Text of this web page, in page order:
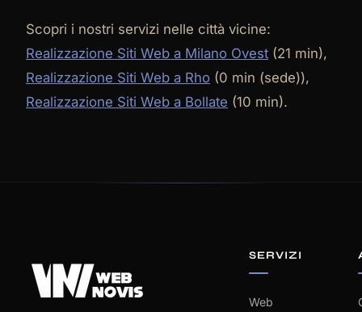
Scopri i nostri servizi nelle città vicine:
Realizzazione Siti Web a Milano Ovest (21 min),
Realizzazione Siti Web a Rho (0 min (sede)),
Realizzazione Siti Web a Bollate (10 min).
SERVIZI
Web